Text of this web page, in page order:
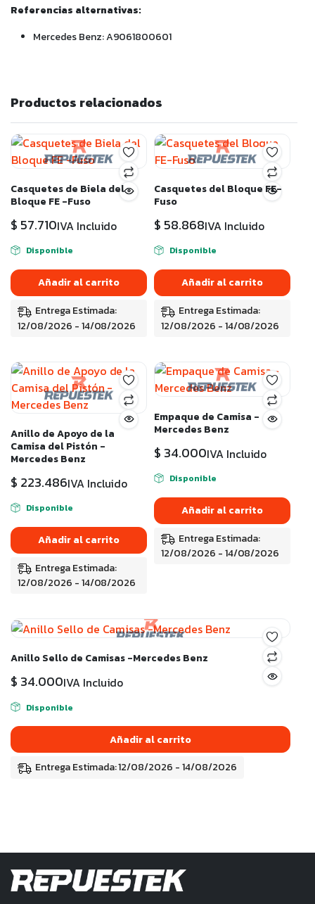
Referencias alternativas:
Mercedes Benz: A9061800601
Productos relacionados
Casquetes de Biela del
Bloque FE -Fuso
$ 57.710IVA Incluido
Disponible
Añadir al carrito
Entrega Estimada:
12/08/2026 - 14/08/2026
Casquetes del Bloque FE-
Fuso
$ 58.868IVA Incluido
Disponible
Añadir al carrito
Entrega Estimada:
12/08/2026 - 14/08/2026
Anillo de Apoyo de la
Camisa del Pistón -
Mercedes Benz
$ 223.486IVA Incluido
Disponible
Añadir al carrito
Entrega Estimada:
12/08/2026 - 14/08/2026
Empaque de Camisa -
Mercedes Benz
$ 34.000IVA Incluido
Disponible
Añadir al carrito
Entrega Estimada:
12/08/2026 - 14/08/2026
Anillo Sello de Camisas -Mercedes Benz
$ 34.000IVA Incluido
Disponible
Añadir al carrito
Entrega Estimada: 12/08/2026 - 14/08/2026